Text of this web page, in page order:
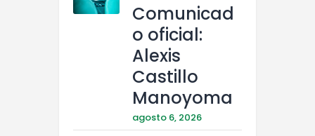
Comunicad
o oficial:
Alexis
Castillo
Manoyoma
agosto 6, 2026